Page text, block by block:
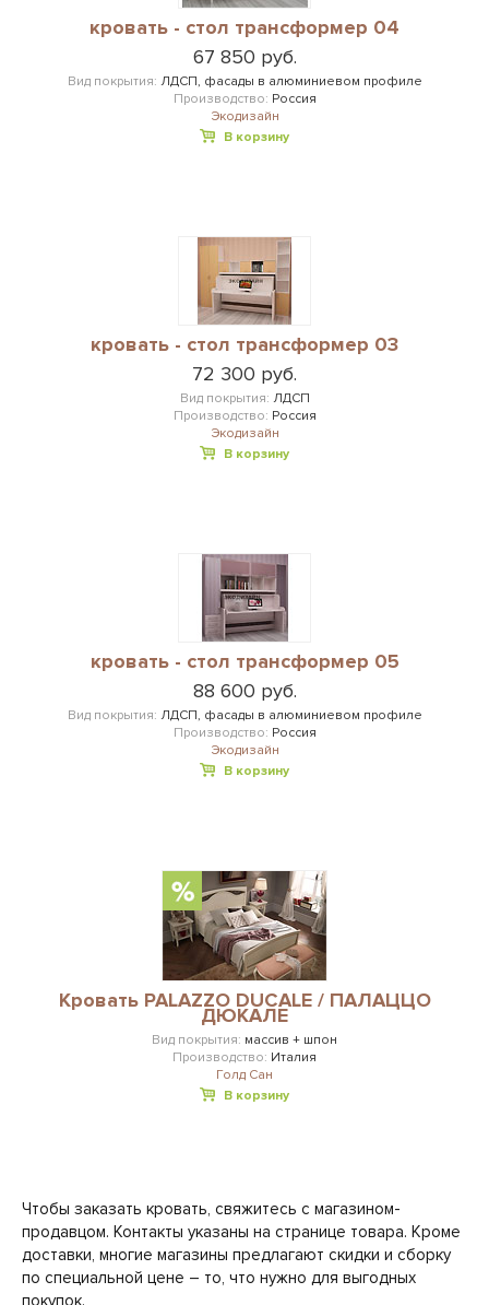
кровать - стол трансформер 04
67 850 руб.
Вид покрытия: ЛДСП, фасады в алюминиевом профиле
Производство: Россия
Экодизайн
В корзину
кровать - стол трансформер 03
72 300 руб.
Вид покрытия: ЛДСП
Производство: Россия
Экодизайн
В корзину
кровать - стол трансформер 05
88 600 руб.
Вид покрытия: ЛДСП, фасады в алюминиевом профиле
Производство: Россия
Экодизайн
В корзину
Кровать PALAZZO DUCALE / ПАЛАЦЦО
ДЮКАЛЕ
Вид покрытия: массив + шпон
Производство: Италия
Голд Сан
В корзину
Чтобы заказать кровать, свяжитесь с магазином-
продавцом. Контакты указаны на странице товара. Кроме
доставки, многие магазины предлагают скидки и сборку
по специальной цене – то, что нужно для выгодных
покупок.